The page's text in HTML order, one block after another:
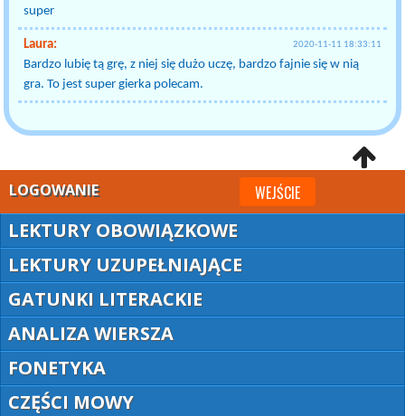
super
Laura: 2020-11-11 18:33:11
Bardzo lubię tą grę, z niej się dużo uczę, bardzo fajnie się w nią
gra. To jest super gierka polecam.
LOGOWANIE WEJŚCIE
LEKTURY OBOWIĄZKOWE
LEKTURY UZUPEŁNIAJĄCE
GATUNKI LITERACKIE
ANALIZA WIERSZA
FONETYKA
CZĘŚCI MOWY